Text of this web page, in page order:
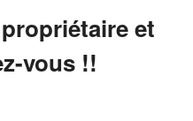
et
vous !!